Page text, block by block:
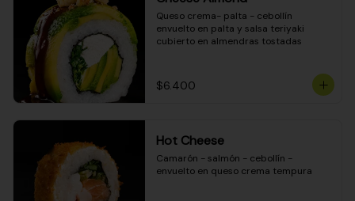
Queso crema- palta - cebollín
envuelto en palta y salsa teriyaki
cubierto en almendras tostadas
$6.400
Hot Cheese
Camarón - salmón - cebollín -
envuelto en queso crema tempura